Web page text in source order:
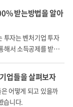
Valuation)
검토 중인 기업
각종 전자제품,
받는방법을 알아
투자는 벤처기업 투자
해서 소득공제를 받게
업들을 살펴보자
어떻게 되고 있을까
습니다.